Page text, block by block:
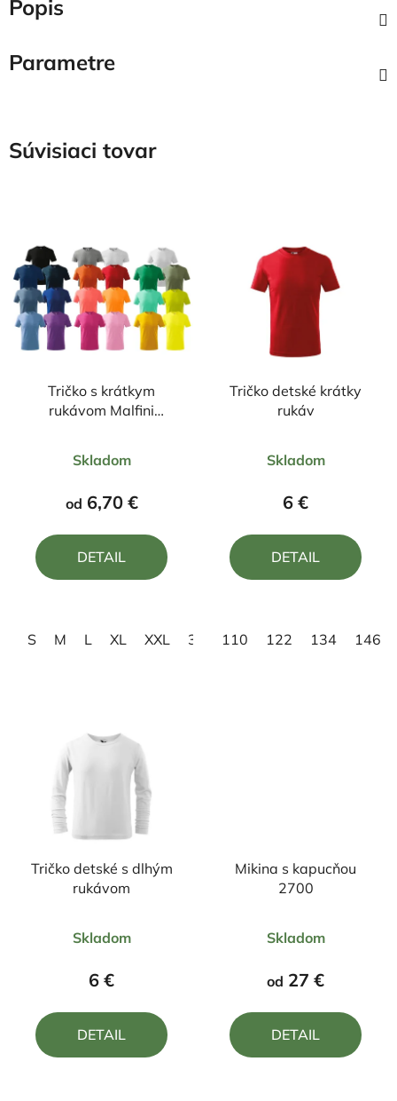
Popis
Parametre
Súvisiaci tovar
Tričko s krátkym
rukávom Malfini
hodnotenie
produktu
5,0
z
Skladom
od 6,70 €
DETAIL
S M L XL XXL 3XL 4XL
Tričko detské krátky
rukáv
hodnotenie
produktu
5,0
z
Skladom
6 €
DETAIL
110 122 134 146
Tričko detské s dlhým
rukávom
hodnotenie
produktu
z
Skladom
6 €
DETAIL
Mikina s kapucňou
2700
hodnotenie
produktu
z
Skladom
od 27 €
DETAIL